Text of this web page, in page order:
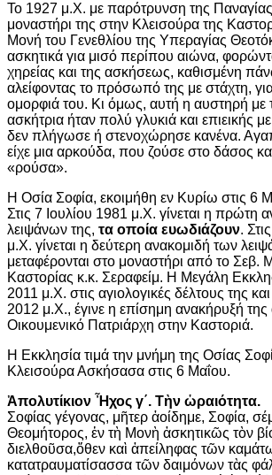
Το 1927 μ.Χ. με παρότρυνση της Παναγίας
μοναστήρι της στην Κλεισούρα της
Μονή του Γενεθλίου της Υπεραγίας
ασκητικά για μισό περίπου αιώνα,
χηρείας και της ασκήσεως, καθισμένη
αλείφοντας το πρόσωπό της με στάχτη,
ομορφιά του. Κι όμως, αυτή η αυστηρή με
ασκήτρια ήταν πολύ γλυκιά και επιεικής
δεν πλήγωσε ή στενοχώρησε κανένα.
είχε μια αρκούδα, που ζούσε στο δάσος
«ρούσα».
Η Οσία Σοφία, εκοιμήθη εν Κυρίω στις 6
Στις 7 Ιουλίου 1981 μ.Χ. γίνεται η πρώτη
λειψάνων της, τα οποία ευωδιάζουν.
μ.Χ. γίνεται η δεύτερη ανακομιδή των
μεταφέρονται στο μοναστήρι από το Σεβ.
Καστορίας κ.κ. Σεραφείμ. Η Μεγάλη
2011 μ.Χ. στις αγιολογικές δέλτους της
2012 μ.Χ., έγινε η επίσημη ανακήρυξή
Οικουμενικό Πατριάρχη στην Καστοριά.
Η Εκκλησία τιμά την μνήμη της Οσίας
Κλεισούρα Ασκήσασα στις 6 Μαΐου.
Ἀπολυτίκιον Ἦχος γ΄. Τὴν ὡραιότητα.
Σοφίας γέγονας, μῆτερ ἀοίδημε, Σοφία,
Θεομήτορος, ἐν τὴ Μονὴ ἀσκητικῶς τὸν
διελθοῦσα,ὅθεν καὶ ἀπείληφας τῶν
κατατραυματίσασσα τῶν δαιμόνων τὰς